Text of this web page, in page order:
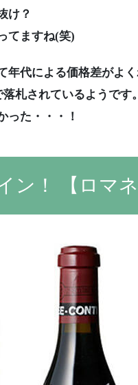
け？
てますね(笑)
年代による価格差がよ
札されているようです。
った・・・！
ン！ 【ロマ